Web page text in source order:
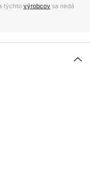
týchtovýrobcov sa nedá